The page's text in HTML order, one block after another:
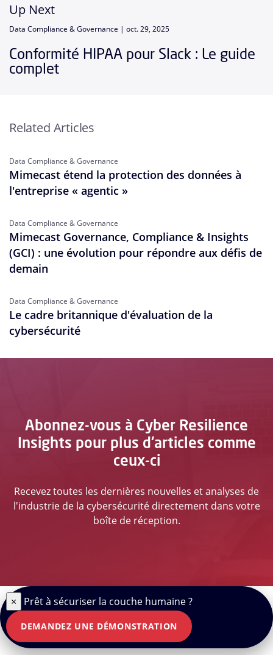
Up Next
Data Compliance & Governance | oct. 29, 2025
Conformité HIPAA pour Slack : Le guide
complet
Related Articles
Data Compliance & Governance
Mimecast étend la protection des données à
l'entreprise « agentic »
Data Compliance & Governance
Mimecast Governance, Compliance & Insights
(GCI) : une évolution pour répondre aux défis de
demain
Data Compliance & Governance
Le cadre britannique d'évaluation de la
cybersécurité
Abonnez-vous à Cyber Resilience
Insights pour plus d'articles comme
ceux-ci
Recevez toutes les dernières nouvelles et analyses de
l'industrie de la cybersécurité directement dans votre
boîte de réception.
× Prêt à sécuriser la couche humaine ?
DEMANDEZ UNE DÉMONSTRATION